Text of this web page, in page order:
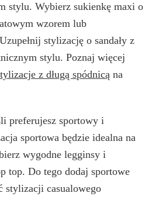
stylu. Wybierz sukienkę maxi o
wzorem lub
stylizację o sandały z
stylu. Poznaj więcej
z długą spódnicą na
preferujesz sportowy i
sportowa będzie idealna na
wygodne legginsy i
top. Do tego dodaj sportowe
stylizacji casualowego